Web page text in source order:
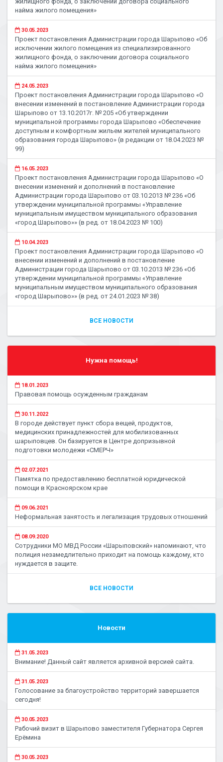
найма жилого помещения»
30.05.2023
Проект постановления Администрации города Шарыпово «Об
исключении жилого помещения из специализированного
жилищного фонда, о заключении договора социального
найма жилого помещения»
24.05.2023
Проект постановления Администрации города Шарыпово «О
внесении изменений в постановление Администрации города
Шарыпово от 13.10.2017г. № 205 «Об утверждении
муниципальной программы города Шарыпово «Обеспечение
доступным и комфортным жильем жителей муниципального
образования города Шарыпово» (в редакции от 18.04.2023 №
99)
16.05.2023
Проект постановления Администрации города Шарыпово «О
внесении изменений и дополнений в постановление
Администрации города Шарыпово от 03.10.2013 № 236 «Об
утверждении муниципальной программы «Управление
муниципальным имуществом муниципального образования
«город Шарыпово»» (в ред. от 18.04.2023 № 100)
10.04.2023
Проект постановления Администрации города Шарыпово «О
внесении изменений и дополнений в постановление
Администрации города Шарыпово от 03.10.2013 № 236 «Об
утверждении муниципальной программы «Управление
муниципальным имуществом муниципального образования
«город Шарыпово»» (в ред. от 24.01.2023 № 38)
ВСЕ НОВОСТИ
Нужна помощь!
18.01.2023
Правовая помощь осужденным гражданам
30.11.2022
В городе действует пункт сбора вещей, продуктов,
медицинских принадлежностей для мобилизованных
шарыповцев. Он базируется в Центре допризывной
подготовки молодежи «СМЕРЧ»
02.07.2021
Памятка по предоставлению бесплатной юридической
помощи в Красноярском крае
09.06.2021
Неформальная занятость и легализация трудовых отношений
08.09.2020
Сотрудники МО МВД России «Шарыповский» напоминают, что
полиция незамедлительно приходит на помощь каждому, кто
нуждается в защите.
ВСЕ НОВОСТИ
Новости
31.05.2023
Внимание! Данный сайт является архивной версией сайта.
31.05.2023
Голосование за благоустройство территорий завершается
сегодня!
30.05.2023
Рабочий визит в Шарыпово заместителя Губернатора Сергея
Ерёмина
30.05.2023